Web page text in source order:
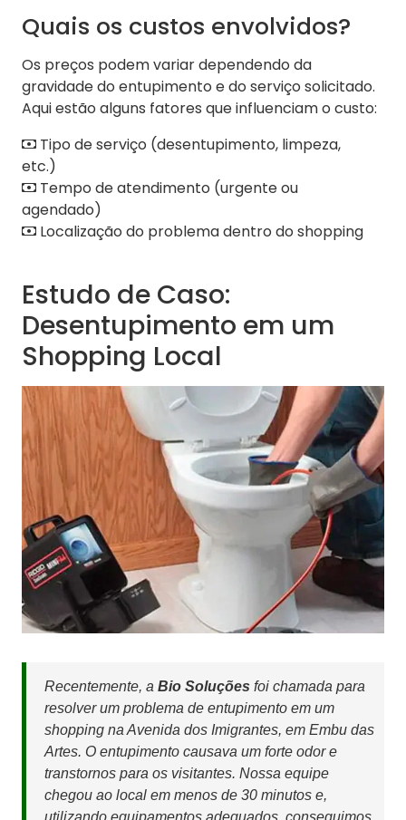
Quais os custos envolvidos?
Os preços podem variar dependendo da
gravidade do entupimento e do serviço solicitado.
Aqui estão alguns fatores que influenciam o custo:
Tipo de serviço (desentupimento, limpeza,
etc.)
Tempo de atendimento (urgente ou
agendado)
Localização do problema dentro do shopping
Estudo de Caso:
Desentupimento em um
Shopping Local
Recentemente, a Bio Soluções foi chamada para
resolver um problema de entupimento em um
shopping na Avenida dos Imigrantes, em Embu das
Artes. O entupimento causava um forte odor e
transtornos para os visitantes. Nossa equipe
chegou ao local em menos de 30 minutos e,
utilizando equipamentos adequados, conseguimos